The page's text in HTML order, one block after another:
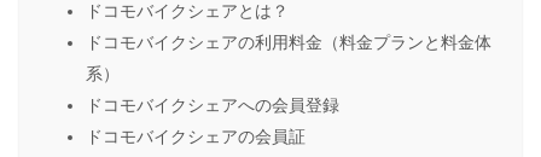
ドコモバイクシェアとは？
ドコモバイクシェアの利用料金（料金プランと料金体
系）
ドコモバイクシェアへの会員登録
ドコモバイクシェアの会員証